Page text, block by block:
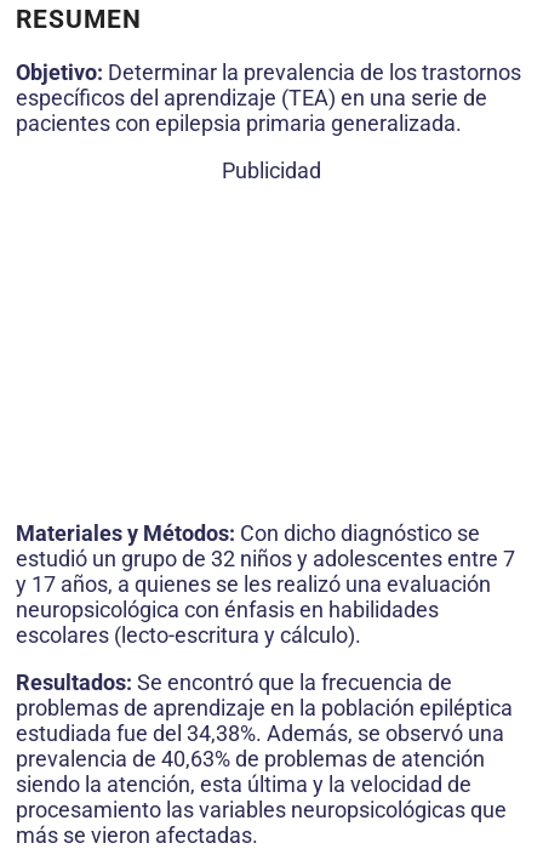
RESUMEN
Objetivo: Determinar la prevalencia de los trastornos
específicos del aprendizaje (TEA) en una serie de
pacientes con epilepsia primaria generalizada.
Publicidad
Materiales y Métodos: Con dicho diagnóstico se
estudió un grupo de 32 niños y adolescentes entre 7
y 17 años, a quienes se les realizó una evaluación
neuropsicológica con énfasis en habilidades
escolares (lecto-escritura y cálculo).
Resultados: Se encontró que la frecuencia de
problemas de aprendizaje en la población epiléptica
estudiada fue del 34,38%. Además, se observó una
prevalencia de 40,63% de problemas de atención
siendo la atención, esta última y la velocidad de
procesamiento las variables neuropsicológicas que
más se vieron afectadas.